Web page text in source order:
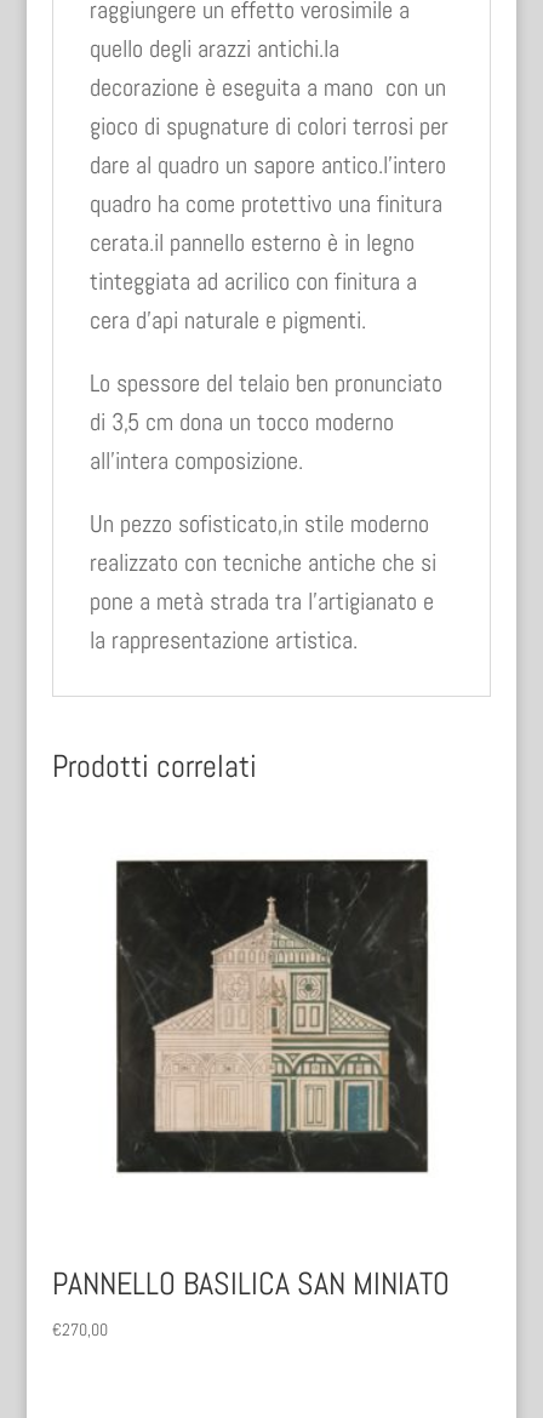
raggiungere un effetto verosimile a
quello degli arazzi antichi.la
decorazione è eseguita a mano con un
gioco di spugnature di colori terrosi per
dare al quadro un sapore antico.l’intero
quadro ha come protettivo una finitura
cerata.il pannello esterno è in legno
tinteggiata ad acrilico con finitura a
cera d’api naturale e pigmenti.
Lo spessore del telaio ben pronunciato
di 3,5 cm dona un tocco moderno
all’intera composizione.
Un pezzo sofisticato,in stile moderno
realizzato con tecniche antiche che si
pone a metà strada tra l’artigianato e
la rappresentazione artistica.
Prodotti correlati
PANNELLO BASILICA SAN MINIATO
€270,00